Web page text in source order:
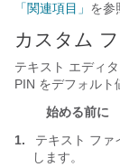
「関連項目」 を参
カスタム
テキスト エディ
PIN をデフォルト
始める前に
1.
テキスト ファ
します。